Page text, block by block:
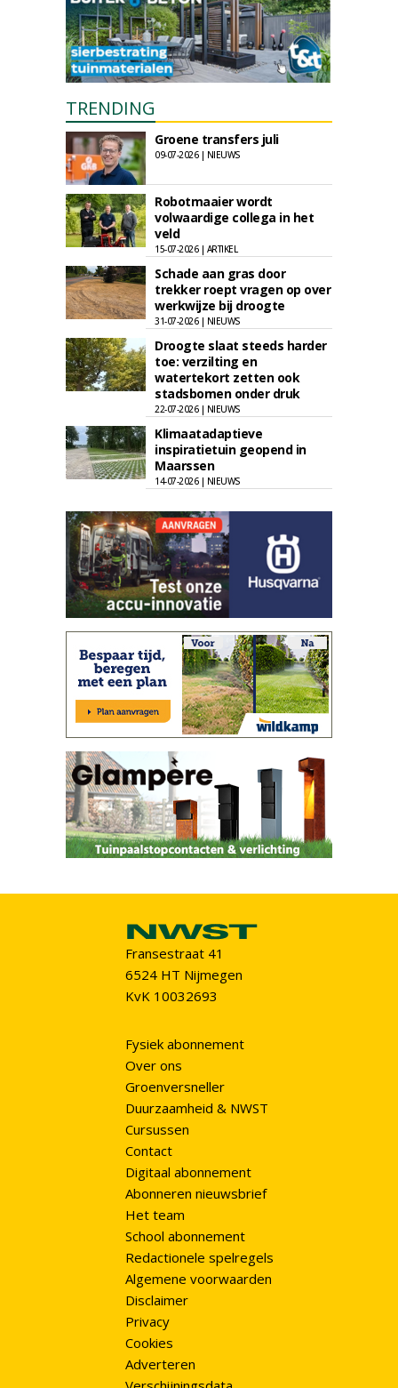
TRENDING
Groene transfers juli
09-07-2026 | NIEUWS
Robotmaaier wordt
volwaardige collega in het
veld
15-07-2026 | ARTIKEL
Schade aan gras door
trekker roept vragen op over
werkwijze bij droogte
31-07-2026 | NIEUWS
Droogte slaat steeds harder
toe: verzilting en
watertekort zetten ook
stadsbomen onder druk
22-07-2026 | NIEUWS
Klimaatadaptieve
inspiratietuin geopend in
Maarssen
14-07-2026 | NIEUWS
Fransestraat 41
6524 HT Nijmegen
KvK 10032693
Fysiek abonnement
Over ons
Groenversneller
Duurzaamheid & NWST
Cursussen
Contact
Digitaal abonnement
Abonneren nieuwsbrief
Het team
School abonnement
Redactionele spelregels
Algemene voorwaarden
Disclaimer
Privacy
Cookies
Adverteren